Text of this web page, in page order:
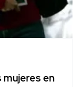
mujeres en